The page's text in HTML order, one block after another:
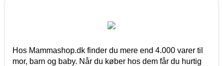
Hos Mammashop.dk finder du mere end 4.000 varer til
mor, barn og baby. Når du køber hos dem får du hurtig